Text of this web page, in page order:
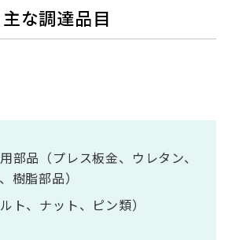
な調達品目
部品（プレス板金、ウレタン、
樹脂部品）
ト、ナット、ピン類）